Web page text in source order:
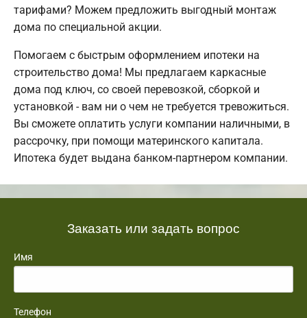
тарифами? Можем предложить выгодный монтаж
дома по специальной акции.
Помогаем с быстрым оформлением ипотеки на
строительство дома! Мы предлагаем каркасные
дома под ключ, со своей перевозкой, сборкой и
установкой - вам ни о чем не требуется тревожиться.
Вы сможете оплатить услуги компании наличными, в
рассрочку, при помощи материнского капитала.
Ипотека будет выдана банком-партнером компании.
Заказать или задать вопрос
Имя
Телефон